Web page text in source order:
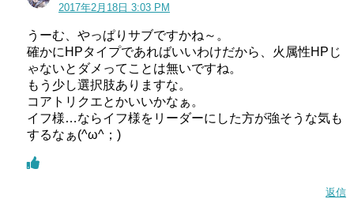
2017年2月18日 3:03 PM
うーむ、やっぱりサブですかね～。
確かにHPタイプであればいいわけだから、火属性HPじ
ゃないとダメってことは無いですね。
もう少し選択肢ありますな。
コアトリクエとかいいかなぁ。
イフ様…ならイフ様をリーダーにした方が強そうな気も
するなぁ(^ω^；)
返信